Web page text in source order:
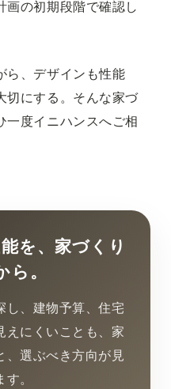
画の初期段階で確認し
ら、デザインも性能
切にする。そんな家づ
一度イニハンスへご相
を、家づくり
。
し、建物予算、住宅
えにくいことも、家
、選ぶべき方向が見
。